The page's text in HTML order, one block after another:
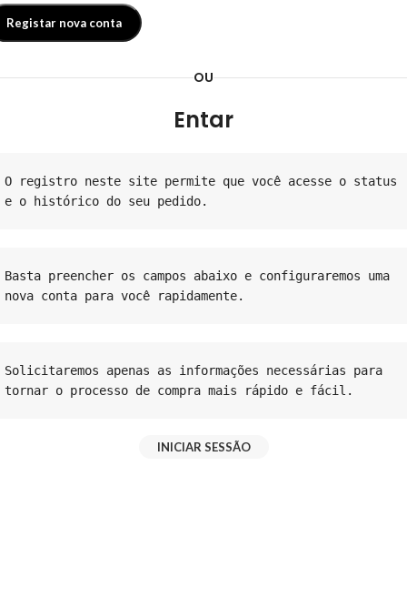
Registar nova conta
OU
Entar
O registro neste site permite que você acesse o status
e o histórico do seu pedido.
Basta preencher os campos abaixo e configuraremos uma
nova conta para você rapidamente.
Solicitaremos apenas as informações necessárias para
tornar o processo de compra mais rápido e fácil.
INICIAR SESSÃO